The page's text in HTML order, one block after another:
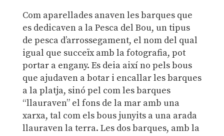
Com aparellades anaven les barques que
es dedicaven a la Pesca del Bou, un tipus
de pesca d’arrossegament, el nom del qual
igual que succeïx amb la fotografia, pot
portar a engany. Es deia així no pels bous
que ajudaven a botar i encallar les barques
a la platja, sinó pel com les barques
“llauraven” el fons de la mar amb una
xarxa, tal com els bous junyits a una arada
llauraven la terra. Les dos barques, amb la